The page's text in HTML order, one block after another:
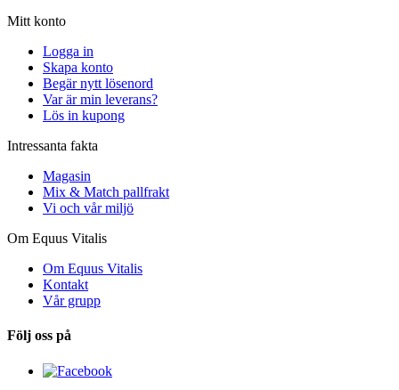
Mitt konto
Logga in
Skapa konto
Begär nytt lösenord
Var är min leverans?
Lös in kupong
Intressanta fakta
Magasin
Mix & Match pallfrakt
Vi och vår miljö
Om Equus Vitalis
Om Equus Vitalis
Kontakt
Vår grupp
Följ oss på